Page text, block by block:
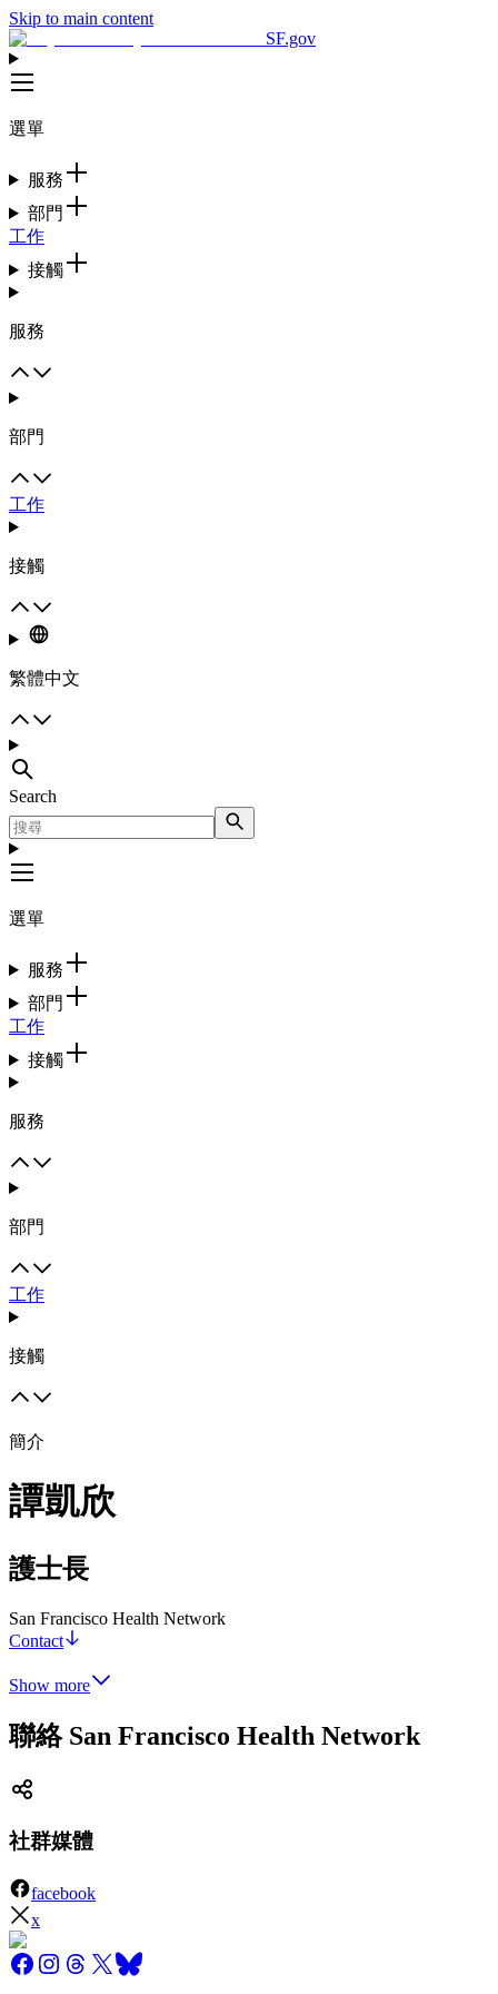
Skip to main content
SF.gov
選單
服務
部門
工作
接觸
服務
部門
工作
接觸
繁體中文
Search
選單
服務
部門
工作
接觸
服務
部門
工作
接觸
簡介
譚凱欣
護士長
San Francisco Health Network
Contact
Show more
聯絡 San Francisco Health Network
社群媒體
facebook
x